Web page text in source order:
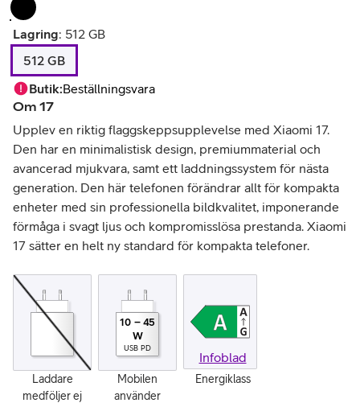
Lagring: 512 GB
512 GB
Butik:Beställningsvara
Om 17
Upplev en riktig flaggskeppsupplevelse med Xiaomi 17.
Den har en minimalistisk design, premiummaterial och
avancerad mjukvara, samt ett laddningssystem för nästa
generation. Den här telefonen förändrar allt för kompakta
enheter med sin professionella bildkvalitet, imponerande
förmåga i svagt ljus och kompromisslösa prestanda. Xiaomi
17 sätter en helt ny standard för kompakta telefoner.
Laddare
medföljer ej
Mobilen
använder
10 – 45
W
USB PD
Energiklass
Infoblad